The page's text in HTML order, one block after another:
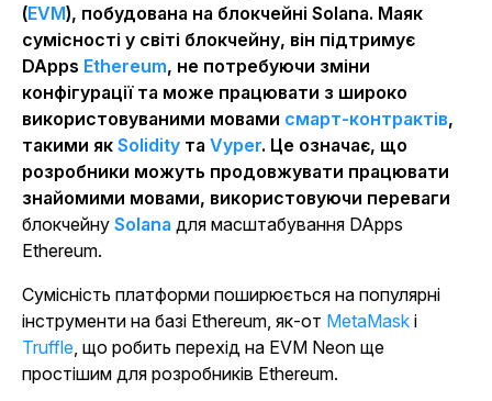
(EVM), побудована на блокчейні Solana. Маяк
сумісності у світі блокчейну, він підтримує
DApps Ethereum, не потребуючи зміни
конфігурації та може працювати з широко
використовуваними мовами смарт-контрактів,
такими як Solidity та Vyper. Це означає, що
розробники можуть продовжувати працювати
знайомими мовами, використовуючи переваги
блокчейну Solana для масштабування DApps
Ethereum.
Сумісність платформи поширюється на популярні
інструменти на базі Ethereum, як-от MetaMask і
Truffle, що робить перехід на EVM Neon ще
простішим для розробників Ethereum.